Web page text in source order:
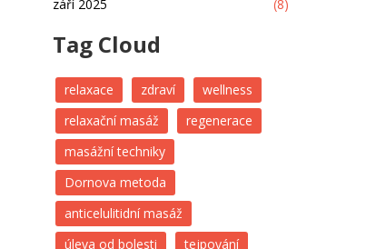
září 2025
(8)
Tag Cloud
relaxace zdraví
wellness
relaxační masáž
regenerace
masážní techniky
Dornova metoda
anticelulitidní masáž
úleva od bolesti
tejpování